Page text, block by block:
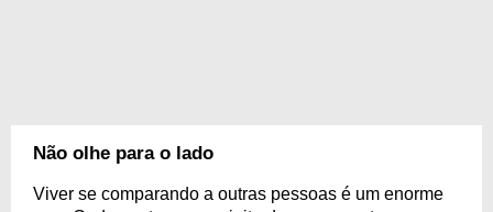
Não olhe para o lado
Viver se comparando a outras pessoas é um enorme